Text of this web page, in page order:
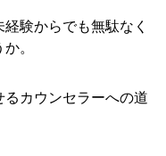
験からでも無駄なく
。
カウンセラーへの道